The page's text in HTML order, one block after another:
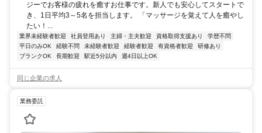
ジーでお客様の疲れを癒すお仕事です。新人でも安心してスタートで
き、1日平均3～5名を担当します。 「マッサージを覚えて人を癒やし
たい！...
業界未経験者歓迎 社員登用あり 主婦・主夫歓迎 資格取得支援あり
学歴不問
平日のみOK
経験不問 未経験者歓迎 経験者歓迎 有資格者歓迎
研修あり
ブランクOK
長期歓迎 駅近5分以内 週4日以上OK
同じ企業の求人
業務委託